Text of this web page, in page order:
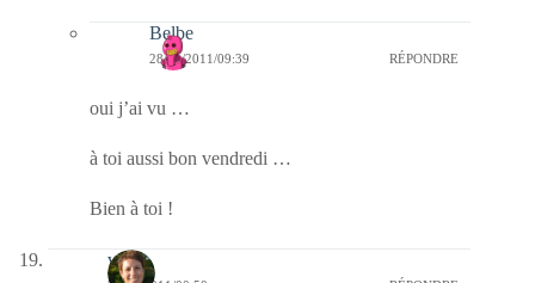
Belbe
28/01/2011/09:39 RÉPONDRE
oui j’ai vu …
à toi aussi bon vendredi …
Bien à toi !
véb